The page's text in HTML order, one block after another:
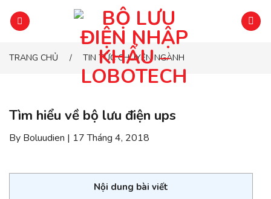
đến
nộiTRANG CHỦ / TIN TỨC CHUYÊN NGÀNH
Tìm hiểu về bộ lưu điện ups
By Boluudien | 17 Tháng 4, 2018
Nội dung bài viết